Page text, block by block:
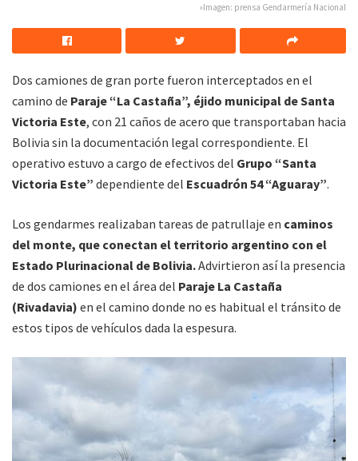
»Imagen: prensa Gendarmería Nacional
Dos camiones de gran porte fueron interceptados en el
camino de Paraje “La Castaña”, éjido municipal de Santa
Victoria Este, con 21 caños de acero que transportaban hacia
Bolivia sin la documentación legal correspondiente. El
operativo estuvo a cargo de efectivos del Grupo “Santa
Victoria Este” dependiente del Escuadrón 54 “Aguaray”.
Los gendarmes realizaban tareas de patrullaje en caminos
del monte, que conectan el territorio argentino con el
Estado Plurinacional de Bolivia.Advirtieron así la presencia
de dos camiones en el área del Paraje La Castaña
(Rivadavia) en el camino donde no es habitual el tránsito de
estos tipos de vehículos dada la espesura.